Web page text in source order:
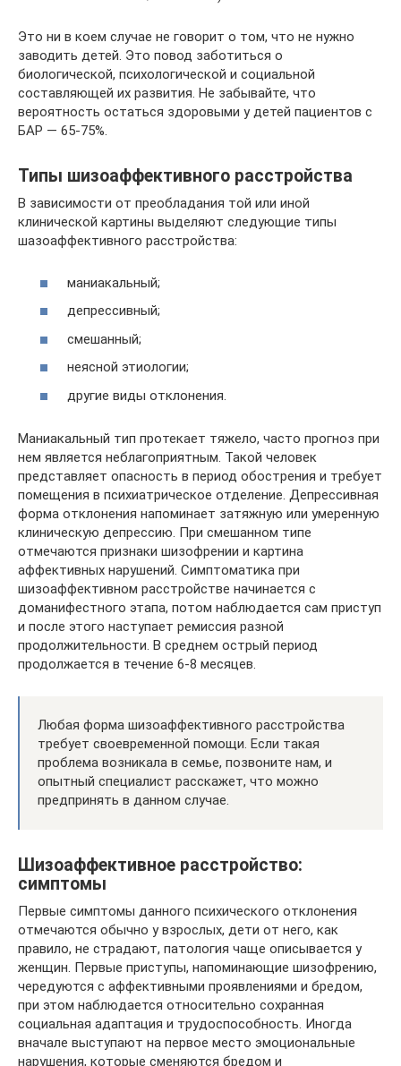
Это ни в коем случае не говорит о том, что не нужно
заводить детей. Это повод заботиться о
биологической, психологической и социальной
составляющей их развития. Не забывайте, что
вероятность остаться здоровыми у детей пациентов с
БАР — 65-75%.
Типы шизоаффективного расстройства
В зависимости от преобладания той или иной
клинической картины выделяют следующие типы
шазоаффективного расстройства:
маниакальный;
депрессивный;
смешанный;
неясной этиологии;
другие виды отклонения.
Маниакальный тип протекает тяжело, часто прогноз при
нем является неблагоприятным. Такой человек
представляет опасность в период обострения и требует
помещения в психиатрическое отделение. Депрессивная
форма отклонения напоминает затяжную или умеренную
клиническую депрессию. При смешанном типе
отмечаются признаки шизофрении и картина
аффективных нарушений. Симптоматика при
шизоаффективном расстройстве начинается с
доманифестного этапа, потом наблюдается сам приступ
и после этого наступает ремиссия разной
продолжительности. В среднем острый период
продолжается в течение 6-8 месяцев.
Любая форма шизоаффективного расстройства
требует своевременной помощи. Если такая
проблема возникала в семье, позвоните нам, и
опытный специалист расскажет, что можно
предпринять в данном случае.
Шизоаффективное расстройство:
симптомы
Первые симптомы данного психического отклонения
отмечаются обычно у взрослых, дети от него, как
правило, не страдают, патология чаще описывается у
женщин. Первые приступы, напоминающие шизофрению,
чередуются с аффективными проявлениями и бредом,
при этом наблюдается относительно сохранная
социальная адаптация и трудоспособность. Иногда
вначале выступают на первое место эмоциональные
нарушения, которые сменяются бредом и